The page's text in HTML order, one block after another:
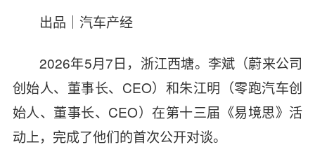
出品｜汽车产经
2026年5月7日，浙江西塘。李斌 （蔚来公司
创始人、董事长、CEO） 和朱江明 （零跑汽车创
始人、董事长、CEO）在第十三届《易境思》活
动上，完成了他们的首次公开对谈。